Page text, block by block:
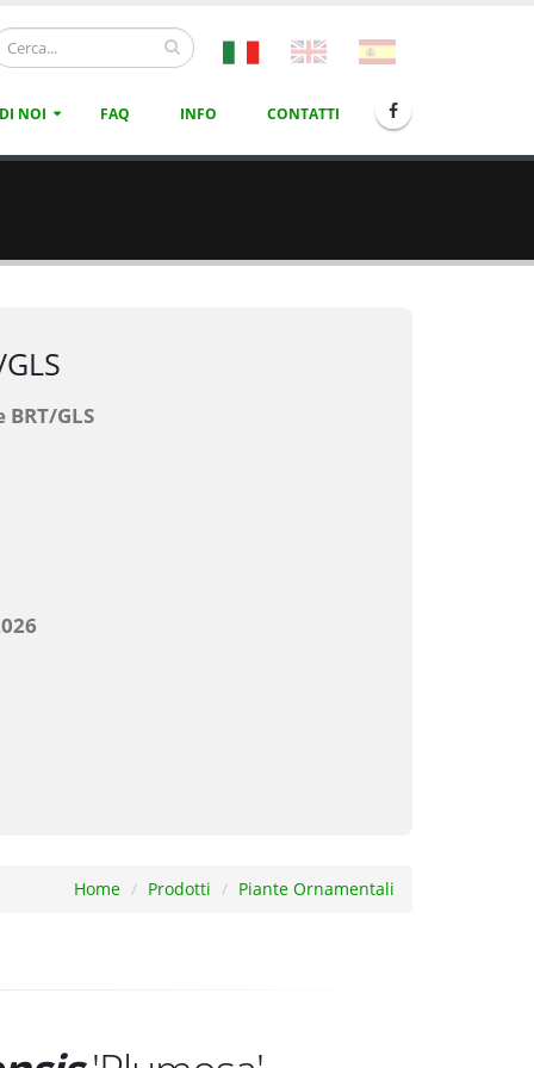
NOI FAQ INFO CONTATTI
Home Prodotti Piante Ornamentali